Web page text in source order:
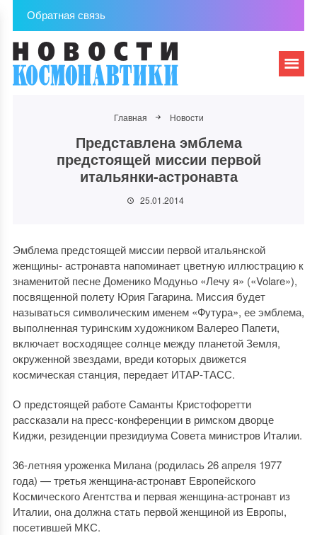
Обратная связь
Главная Новости
Представлена эмблема
предстоящей миссии первой
итальянки-астронавта
25.01.2014
Эмблема предстоящей миссии первой итальянской
женщины- астронавта напоминает цветную иллюстрацию к
знаменитой песне Доменико Модуньо «Лечу я» («Volare»),
посвященной полету Юрия Гагарина. Миссия будет
называться символическим именем «Футура», ее эмблема,
выполненная туринским художником Валерео Папети,
включает восходящее солнце между планетой Земля,
окруженной звездами, вреди которых движется
космическая станция, передает ИТАР-ТАСС.
О предстоящей работе Саманты Кристофоретти
рассказали на пресс-конференции в римском дворце
Киджи, резиденции президиума Совета министров Италии.
36-летняя уроженка Милана (родилась 26 апреля 1977
года) — третья женщина-астронавт Европейского
Космического Агентства и первая женщина-астронавт из
Италии, она должна стать первой женщиной из Европы,
посетившей МКС.